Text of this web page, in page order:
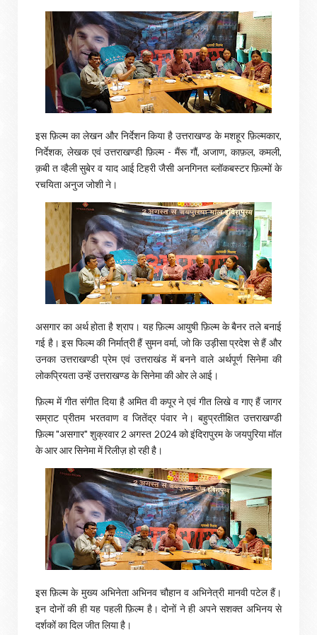
इस फ़िल्म का लेखन और निर्देशन किया है उत्तराखण्ड के मशहूर फ़िल्मकार,
निर्देशक, लेखक एवं उत्तराखण्डी फ़िल्म - मैंरू गौं, अजाण, काफ़ल, कमली,
क़बी त व्हैली सुबेर व याद आई टिहरी जैसी अनगिनत ब्लॉकबस्टर फ़िल्मों के
रचयिता अनुज जोशी ने।
असगार का अर्थ होता है श्राप। यह फ़िल्म आयुषी फ़िल्म के बैनर तले बनाई
गई है। इस फिल्म की निर्मात्री हैं सुमन वर्मा, जो कि उड़ीसा प्रदेश से हैं और
उनका उत्तराखण्डी प्रेम एवं उत्तराखंड में बनने वाले अर्थपूर्ण सिनेमा की
लोकप्रियता उन्हें उत्तराखण्ड के सिनेमा की ओर ले आई।
फ़िल्म में गीत संगीत दिया है अमित वी कपूर ने एवं गीत लिखे व गाए हैं जागर
सम्राट प्रीतम भरतवाण व जितेंद्र पंवार ने। बहुप्रतीक्षित उत्तराखण्डी
फ़िल्म "असगार" शुक्रवार 2 अगस्त 2024 को इंदिरापुरम के जयपुरिया मॉल
के आर आर सिनेमा में रिलीज़ हो रही है।
इस फ़िल्म के मुख्य अभिनेता अभिनव चौहान व अभिनेत्री मानवी पटेल हैं।
इन दोनों की ही यह पहली फ़िल्म है। दोनों ने ही अपने सशक्त अभिनय से
दर्शकों का दिल जीत लिया है।